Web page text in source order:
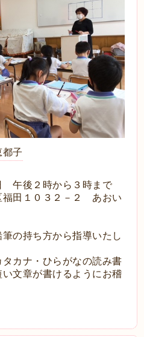
都子
午後２時から３時まで
田１０３２－２ あおい
筆の持ち方から指導いたし
タカナ・ひらがなの読み書
文章が書けるようにお稽